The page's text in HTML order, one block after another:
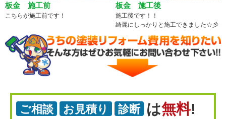
板金 施工前
こちらが施工前です！
板金 施工後
施工後です！！
綺麗にしっかりと施工できました☆彡
ご相談 お見積り 診断 は無料!